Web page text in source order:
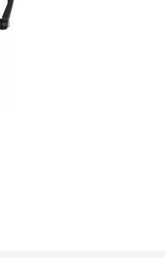
Voir nos marques